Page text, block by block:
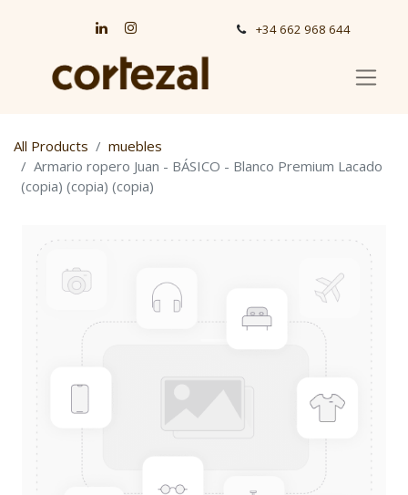
+34 662 968 644
All Products
muebles
Armario ropero Juan - BÁSICO - Blanco Premium Lacado
(copia) (copia) (copia)